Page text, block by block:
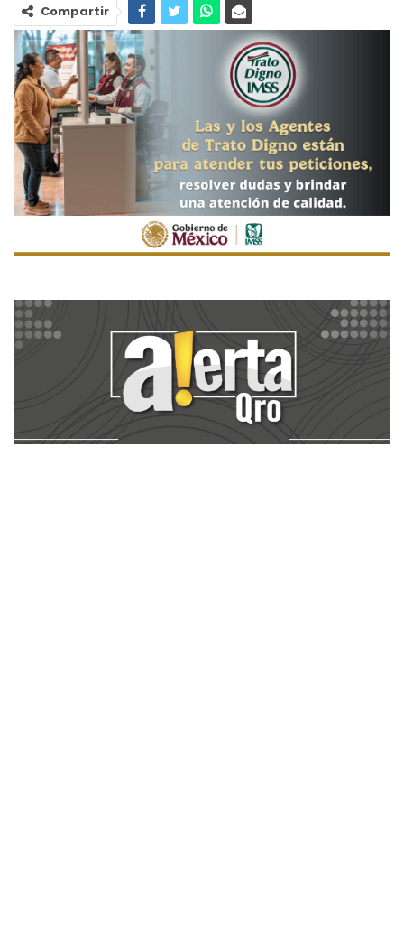
Compartir